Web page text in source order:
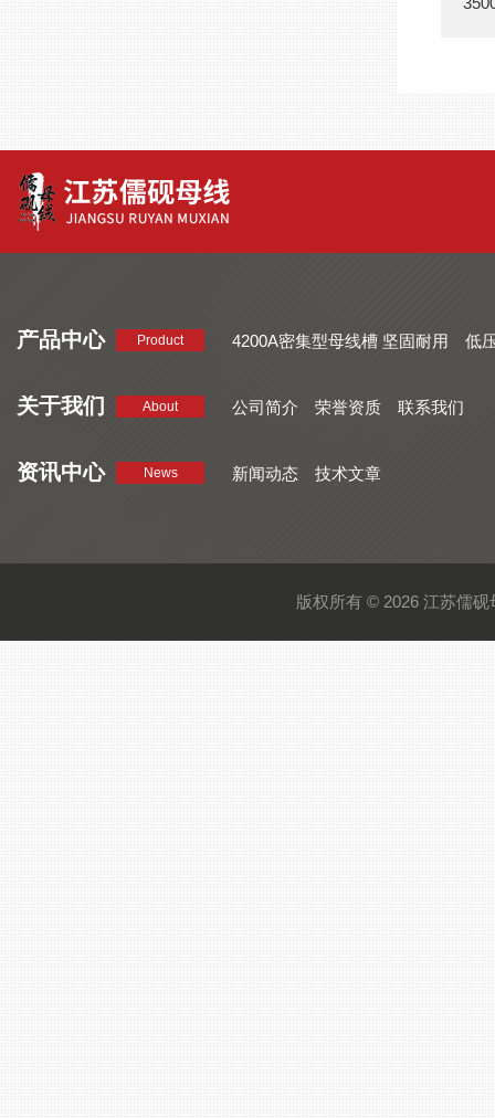
产品中心 Product 4200A密集型母线槽 坚固耐用
低
关于我们 About 公司简介 荣誉资质 联系我们
资讯中心 News 新闻动态 技术文章
版权所有 © 2026 江苏儒